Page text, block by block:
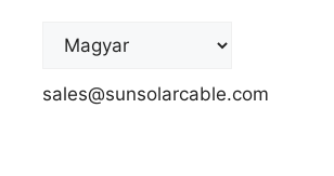
sales@sunsolarcable.com